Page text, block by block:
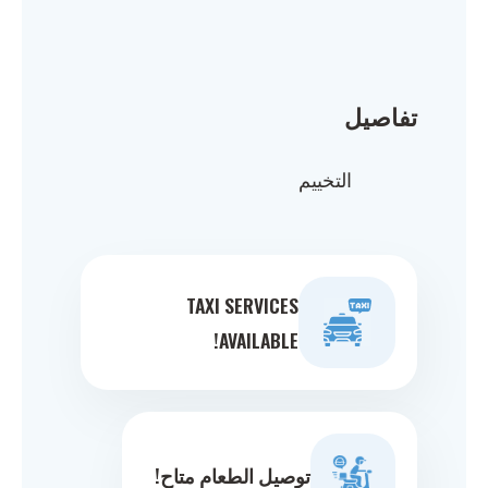
تفاصيل
التخييم
TAXI SERVICES
AVAILABLE!
توصيل الطعام متاح!